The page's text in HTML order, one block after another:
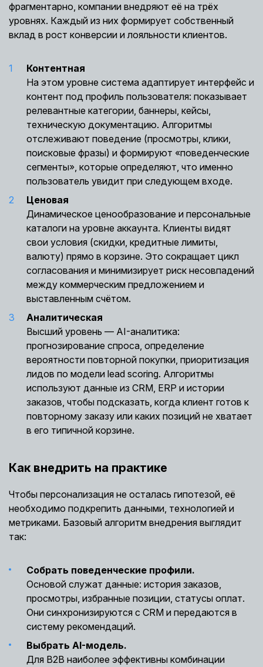
фрагментарно, компании внедряют её на трёх
уровнях. Каждый из них формирует собственный
вклад в рост конверсии и лояльности клиентов.
Контентная
На этом уровне система адаптирует интерфейс и
контент под профиль пользователя: показывает
релевантные категории, баннеры, кейсы,
техническую документацию. Алгоритмы
отслеживают поведение (просмотры, клики,
поисковые фразы) и формируют «поведенческие
сегменты», которые определяют, что именно
пользователь увидит при следующем входе.
Ценовая
Динамическое ценообразование и персональные
каталоги на уровне аккаунта. Клиенты видят
свои условия (скидки, кредитные лимиты,
валюту) прямо в корзине. Это сокращает цикл
согласования и минимизирует риск несовпадений
между коммерческим предложением и
выставленным счётом.
Аналитическая
Высший уровень — AI-аналитика:
прогнозирование спроса, определение
вероятности повторной покупки, приоритизация
лидов по модели lead scoring. Алгоритмы
используют данные из CRM, ERP и истории
заказов, чтобы подсказать, когда клиент готов к
повторному заказу или каких позиций не хватает
в его типичной корзине.
Как внедрить на практике
Чтобы персонализация не осталась гипотезой, её
необходимо подкрепить данными, технологией и
метриками. Базовый алгоритм внедрения выглядит
так:
Собрать поведенческие профили.
Основой служат данные: история заказов,
просмотры, избранные позиции, статусы оплат.
Они синхронизируются с CRM и передаются в
систему рекомендаций.
Выбрать AI-модель.
Для B2B наиболее эффективны комбинации